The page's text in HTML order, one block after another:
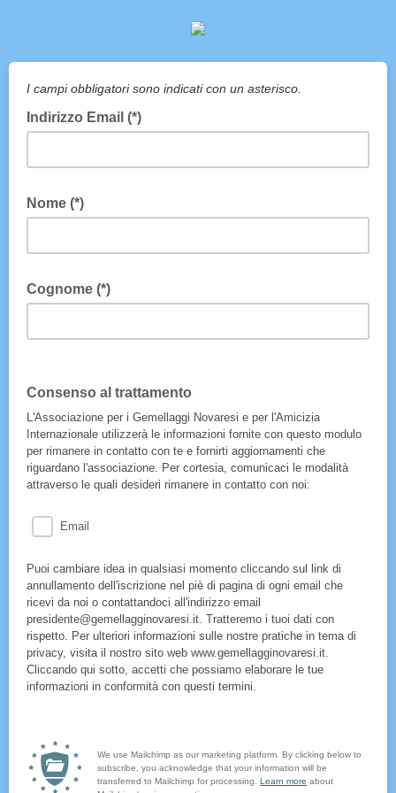
I campi obbligatori sono indicati con un asterisco.
Indirizzo Email (*)
Nome (*)
Cognome (*)
Consenso al trattamento
L'Associazione per i Gemellaggi Novaresi e per l'Amicizia
Internazionale utilizzerà le informazioni fornite con questo modulo
per rimanere in contatto con te e fornirti aggiornamenti che
riguardano l'associazione. Per cortesia, comunicaci le modalità
attraverso le quali desideri rimanere in contatto con noi:
Email
Puoi cambiare idea in qualsiasi momento cliccando sul link di
annullamento dell'iscrizione nel piè di pagina di ogni email che
ricevi da noi o contattandoci all'indirizzo email
presidente@gemellagginovaresi.it. Tratteremo i tuoi dati con
rispetto. Per ulteriori informazioni sulle nostre pratiche in tema di
privacy, visita il nostro sito web www.gemellagginovaresi.it.
Cliccando qui sotto, accetti che possiamo elaborare le tue
informazioni in conformità con questi termini.
We use Mailchimp as our marketing platform. By clicking below to
subscribe, you acknowledge that your information will be
transferred to Mailchimp for processing. Learn more about